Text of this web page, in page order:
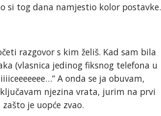
si tog dana namjestio kolor postavke.
razgovor s kim želiš. Kad sam bila
(vlasnica jedinog fiksnog telefona u
A onda se ja obuvam,
njezina vrata, jurim na prvi
je uopće zvao.